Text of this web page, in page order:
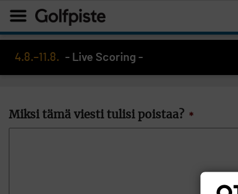
4.8.–11.8. - Live Scoring -
Miksi tämä viesti tulisi poistaa? *